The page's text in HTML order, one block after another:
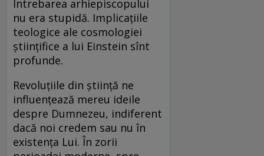
Întrebarea arhiepiscopului
nu era stupidă. Implicațiile
teologice ale cosmologiei
științifice a lui Einstein sînt
profunde.
Revoluțiile din știință ne
influențează mereu ideile
despre Dumnezeu, indiferent
dacă noi credem sau nu în
existența Lui. În zorii